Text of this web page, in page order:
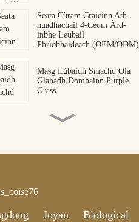
Seata Cùram Craicinn Ath-
nuadhachail 4-Ceum Àrd-
inbhe Leubail
Phrìobhaideach (OEM/ODM)
Masg Lùbaidh Smachd Ola
Glanadh Domhainn Purple
Grass
Pasganan sùla peptide
| Neach-dèanamh OEM &
ODM Proifeasanta
Masg Sàil Mica Hydrogel Òir
Joyan Biological